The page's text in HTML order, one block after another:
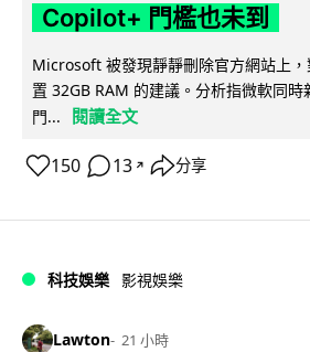
Copilot+ 門檻也未到
Microsoft 被發現靜靜刪除官方網站上
置 32GB RAM 的建議。分析指微軟同時
門...
閱讀全文
150 13 ↗ 分享
科技娛樂 影視娛樂
Lawton 21 小時